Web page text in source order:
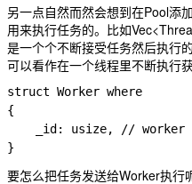
另一点自然而然会想到在Pool添
用来执行任务的。比如
是一个个不断接受任务然后执行的
可以看作在一个线程里不断执行
struct Worker where
{
_id: usize, // worker
要怎么把任务发送给Worker执